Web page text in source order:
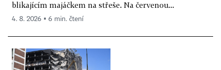
blikajícím majáčkem na střeše. Na červenou...
4. 8. 2026 ▪ 6 min. čtení